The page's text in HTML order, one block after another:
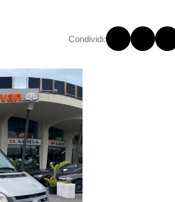
Condividi: